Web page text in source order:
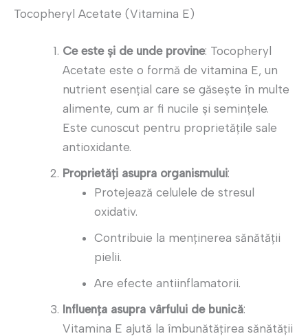
Tocopheryl Acetate (Vitamina E)
Ce este și de unde provine: Tocopheryl
Acetate este o formă de vitamina E, un
nutrient esențial care se găsește în multe
alimente, cum ar fi nucile și semințele.
Este cunoscut pentru proprietățile sale
antioxidante.
Proprietăți asupra organismului:
Protejează celulele de stresul
oxidativ.
Contribuie la menținerea sănătății
pielii.
Are efecte antiinflamatorii.
Influența asupra vârfului de bunică:
Vitamina E ajută la îmbunătățirea sănătății